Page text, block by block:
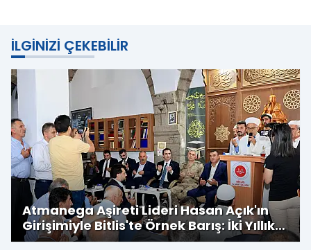
İLGINIZI ÇEKEBILIR
Atmanega Aşireti Lideri Hasan Açık'ın
Girişimiyle Bitlis'te Örnek Barış: İki Yıllık
Husumet Sona Erdi